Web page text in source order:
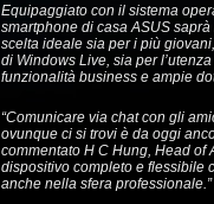
Equipaggiato con il sistema
smartphone di casa ASUS
scelta ideale sia per i più
di Windows Live, sia per
funzionalità business e ampie
“Comunicare via chat con gli
ovunque ci si trovi è da oggi
commentato H C Hung, Head of
dispositivo completo e flessibile
anche nella sfera professionale.”